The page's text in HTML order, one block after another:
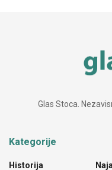
Glas Stoca.
Kategorije
Historija